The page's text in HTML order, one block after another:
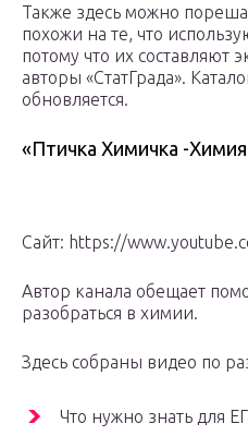
Также здесь можно
похожи на те, что
потому что их составляют
авторы «СтатГрада».
обновляется.
«Птичка Химичка -Химия
Сайт: https://
Автор канала обещает
разобраться в химии.
Здесь собраны видео по
Что нужно знать для